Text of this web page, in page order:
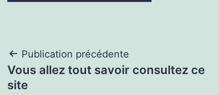
Navigation
de
Publication précédente
Vous allez tout savoir consultez ce
site